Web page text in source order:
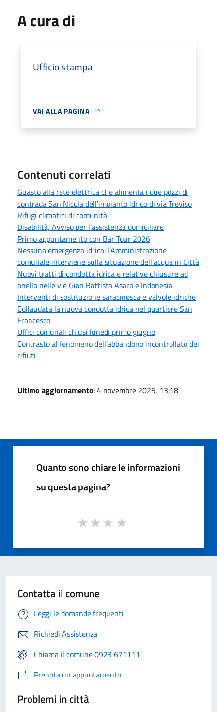
A cura di
Ufficio stampa
VAI ALLA PAGINA
Contenuti correlati
Guasto alla rete elettrica che alimenta i due pozzi di
contrada San Nicola dell'impianto idrico di via Treviso
Rifugi climatici di comunità
Disabilità, Avviso per l’assistenza domiciliare
Primo appuntamento con Bar Tour 2026
Nessuna emergenza idrica: l’Amministrazione
comunale interviene sulla situazione dell'acqua in Città
Nuovi tratti di condotta idrica e relative chiusure ad
anello nelle vie Gian Battista Asaro e Indonesia
Interventi di sostituzione saracinesca e valvole idriche
Collaudata la nuova condotta idrica nel quartiere San
Francesco
Uffici comunali chiusi lunedì primo giugno
Contrasto al fenomeno dell'abbandono incontrollato dei
rifiuti
Ultimo aggiornamento: 4 novembre 2025, 13:18
Quanto sono chiare le informazioni
su questa pagina?
Contatta il comune
Leggi le domande frequenti
Richiedi Assistenza
Chiama il comune 0923 671111
Prenota un appuntamento
Problemi in città